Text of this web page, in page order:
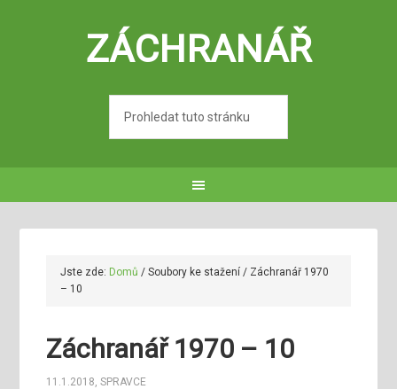
ZÁCHRANÁŘ
Jste zde: Domů / Soubory ke stažení/ Záchranář 1970
– 10
Záchranář 1970 – 10
11.1.2018,SPRAVCE